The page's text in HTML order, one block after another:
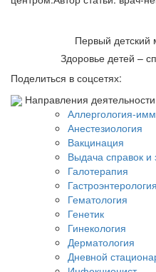
Первый детский
Здоровье детей –
Поделиться в соцсетях:
Направления деятельности
Аллергология-
Анестезиология
Вакцинация
Выдача справок и
Галотерапия
Гастроэнтерология
Гематология
Генетик
Гинекология
Дерматология
Дневной